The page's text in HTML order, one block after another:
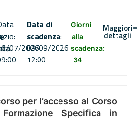
07/2026
Data di
scadenza:
09/09/2026
12:00
Giorni
alla
scadenza:
34
Maggiori
dettagli
per l’accesso al Corso
Specifica in